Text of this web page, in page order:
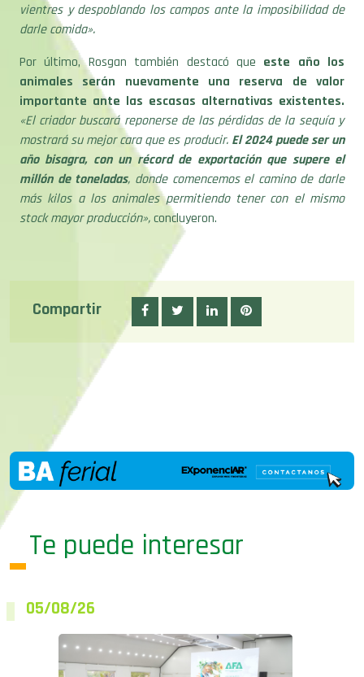
vientres y despoblando los campos ante la imposibilidad de
darle comida».
Por último, Rosgan también destacó que este año los
animales serán nuevamente una reserva de valor
importante ante las escasas alternativas existentes.
«El criador buscará reponerse de las pérdidas de la sequía y
mostrará su mejor cara que es producir. El 2024 puede ser un
año bisagra, con un récord de exportación que supere el
millón de toneladas, donde comencemos el camino de darle
más kilos a los animales permitiendo tener con el mismo
stock mayor producción»,concluyeron.
Compartir
Te puede interesar
05/08/26